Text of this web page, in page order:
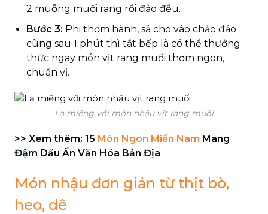
2 muỗng muối rang rồi đảo đều.
Bước 3: Phi thơm hành, sả cho vào chảo đảo
cùng sau 1 phút thì tắt bếp là có thể thưởng
thức ngay món vịt rang muối thơm ngon,
chuẩn vị.
Lạ miệng với món nhậu vịt rang muối
>> Xem thêm: 15 Món Ngon Miền Nam Mang
Đậm Dấu Ấn Văn Hóa Bản Địa
Món nhậu đơn giản từ thịt bò,
heo, dê